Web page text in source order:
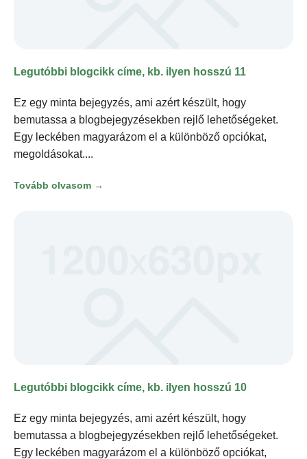
Legutóbbi blogcikk címe, kb. ilyen hosszú 11
Ez egy minta bejegyzés, ami azért készült, hogy
bemutassa a blogbejegyzésekben rejlő lehetőségeket.
Egy leckében magyarázom el a különböző opciókat,
megoldásokat.
Tovább olvasom →
Legutóbbi blogcikk címe, kb. ilyen hosszú 10
Ez egy minta bejegyzés, ami azért készült, hogy
bemutassa a blogbejegyzésekben rejlő lehetőségeket.
Egy leckében magyarázom el a különböző opciókat,